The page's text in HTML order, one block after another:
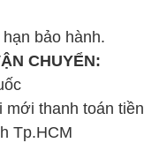
bảo hành.
CHUYỂN:
mới thanh toán tiền
Tp.HCM